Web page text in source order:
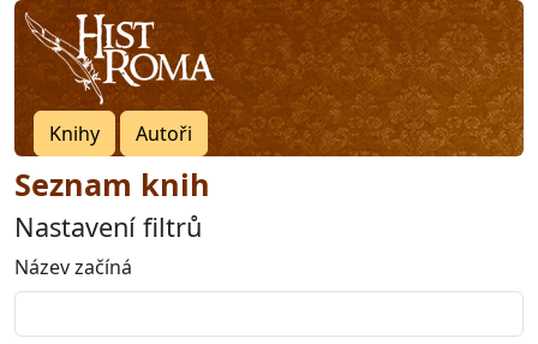
Knihy Autoři
Seznam knih
Nastavení filtrů
Název začíná